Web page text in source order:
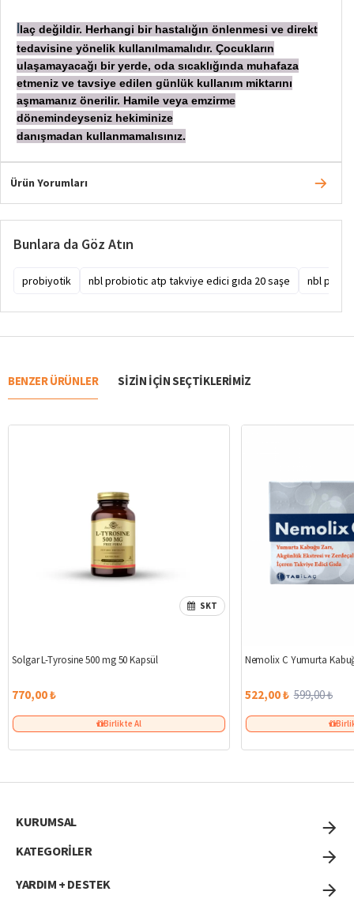
İlaç değildir. Herhangi bir hastalığın önlenmesi ve direkt
tedavisine yönelik kullanılmamalıdır. Çocukların
ulaşamayacağı bir yerde, oda sıcaklığında muhafaza
etmeniz ve tavsiye edilen günlük kullanım miktarını
aşmamanız önerilir. Hamile veya emzirme
dönemindeyseniz hekiminize
danışmadan kullanmamalısınız.
Ürün Yorumları
Bunlara da Göz Atın
probiyotik nbl probiotic atp takviye edici gıda 20 saşe nbl
BENZER ÜRÜNLER SIZIN IÇIN SEÇTIKLERIMIZ
SKT
Solgar L-Tyrosine 500 mg 50 Kapsül
770,00 ₺
Birlikte Al
Nemolix C Yumurta
522,00 ₺ 599,00 ₺
KURUMSAL
KATEGORİLER
YARDIM + DESTEK